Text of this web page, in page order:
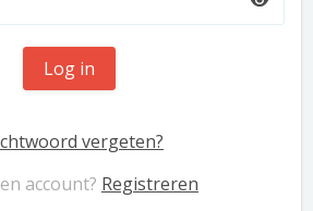
Log in
vergeten?
account? Registreren